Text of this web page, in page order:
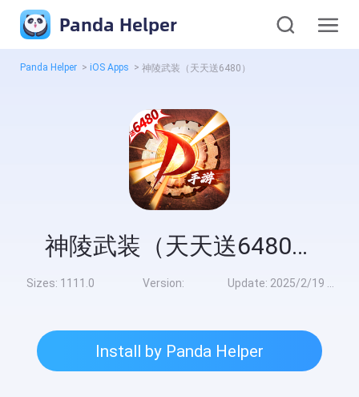
Panda Helper
Panda Helper > iOS Apps > 神陵武装（天天送6480）
神陵武装（天天送6480）
Sizes: 1111.0 Version: Update: 2025/2/19 10:00:00
Install by Panda Helper